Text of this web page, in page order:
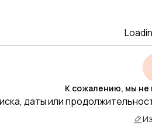
К сожалению, мы не
даты или